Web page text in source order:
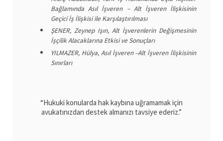
Bağlamında Asıl İşveren – Alt İşveren İlişkisinin
Geçici İş İlişkisi ile Karşılaştırılması
ŞENER, Zeynep Işın, Alt İşverenlerin Değişmesinin
İşçilik Alacaklarına Etkisi ve Sonuçları
YILMAZER, Hülya, Asıl İşveren –Alt İşveren İlişkisinin
Sınırları
“Hukuki konularda hak kaybına uğramamak için
avukatınızdan destek almanızı tavsiye ederiz.”